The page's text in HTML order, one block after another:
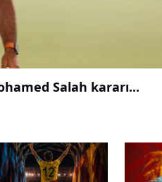
Salah kararı...